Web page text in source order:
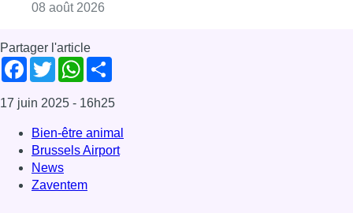
08 août 2026
Partager l'article
Facebook
TwitterWhatsApp
17 juin 2025 - 16h25
Bien-être animal
Brussels Airport
News
Zaventem